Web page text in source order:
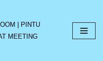
| PINTU
MEETING